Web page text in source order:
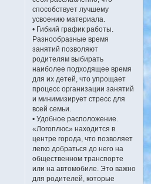
способствует лучшему
усвоению материала.
• Гибкий график работы.
Разнообразные время
занятий позволяют
родителям выбирать
наиболее подходящее время
для их детей, что упрощает
процесс организации занятий
и минимизирует стресс для
всей семьи.
• Удобное расположение.
«Логоплюс» находится в
центре города, что позволяет
легко добраться до него на
общественном транспорте
или на автомобиле. Это важно
для родителей, которые